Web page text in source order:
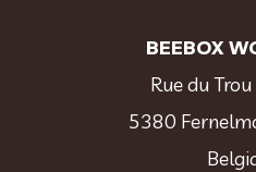
BEEBOX
Rue du
5380